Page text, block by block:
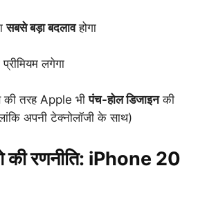
सबसे बड़ा बदलावहोगा
लगेगा
की तरह Apple भीपंच-होल डिजाइनकी
अपनी टेक्नोलॉजी के साथ)
रणनीति: iPhone 20